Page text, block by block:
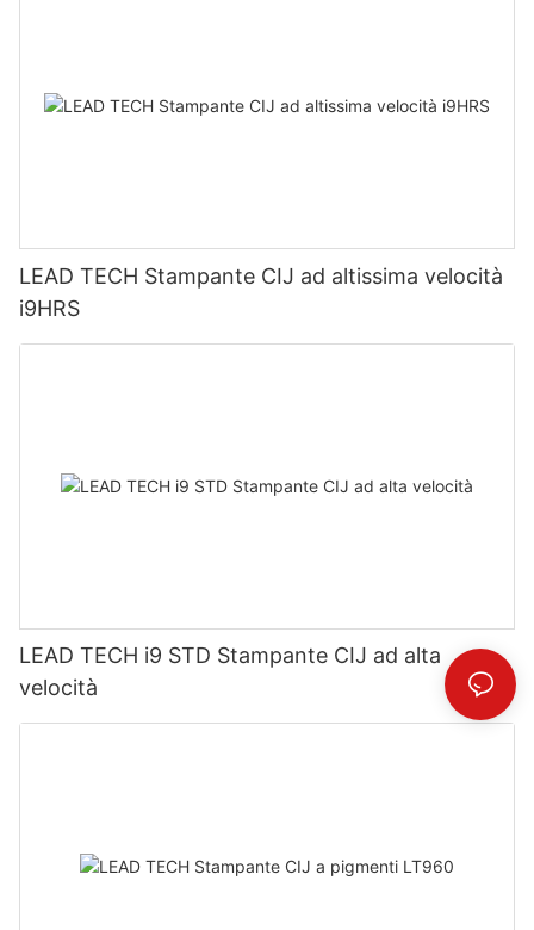
LEAD TECH Stampante CIJ ad altissima velocità
i9HRS
LEAD TECH i9 STD Stampante CIJ ad alta
velocità